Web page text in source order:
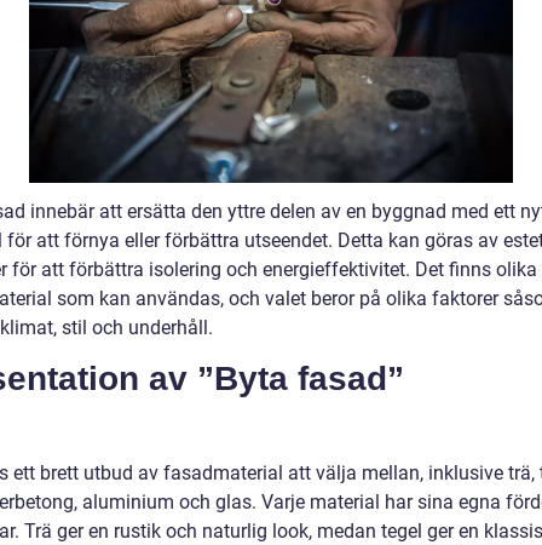
innebär att ersätta den yttre delen av en byggnad med ett
för att förnya eller förbättra utseendet. Detta kan göras av
för att förbättra isolering och energieffektivitet. Det finns olika
som kan användas, och valet beror på olika faktorer
stil och underhåll.
av ”Byta fasad”
ett brett utbud av fasadmaterial att välja mellan, inklusive trä,
aluminium och glas. Varje material har sina egna
Trä ger en rustik och naturlig look, medan tegel ger en